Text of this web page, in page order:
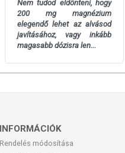
Nem tudod eldönteni, hogy
200 mg magnézium
elegendő lehet az alvásod
javításához, vagy inkább
magasabb dózisra len...
INFORMÁCIÓK
Rendelés módosítása